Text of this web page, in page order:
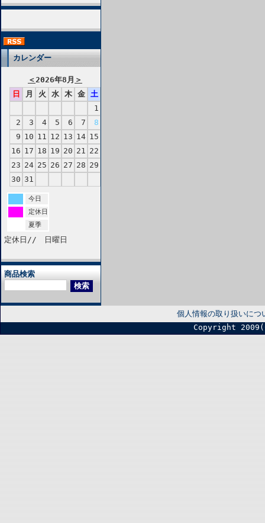
カレンダー
＜2026年8月 ＞
日
月 火 水 木 金
土
1
2
3 4 5 6 7
8
9 10 11 12 13 14 15
16 17 18 19 20 21 22
23 24 25 26 27 28 29
30 31
今日
定休日
夏季
定休日// 日曜日
商品検索
個人情報の取り扱いにつ
Copyright